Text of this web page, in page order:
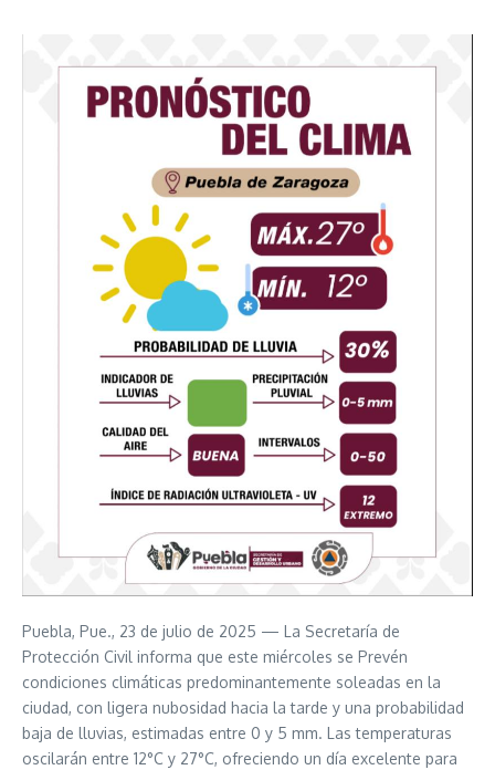
Puebla, Pue., 23 de julio de 2025 — La Secretaría de
Protección Civil informa que este miércoles se Prevén
condiciones climáticas predominantemente soleadas en la
ciudad, con ligera nubosidad hacia la tarde y una probabilidad
baja de lluvias, estimadas entre 0 y 5 mm. Las temperaturas
oscilarán entre 12°C y 27°C, ofreciendo un día excelente para